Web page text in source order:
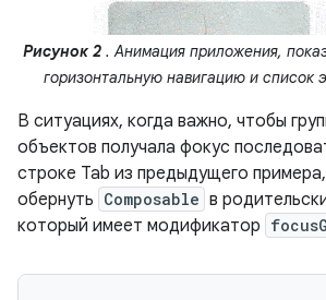
Рисунок 2 . Анимация приложения,
горизонтальную навигацию и список
В ситуациях, когда важно, чтобы
объектов получала фокус
строке Tab из предыдущего
обернуть Composable в
который имеет модификатор